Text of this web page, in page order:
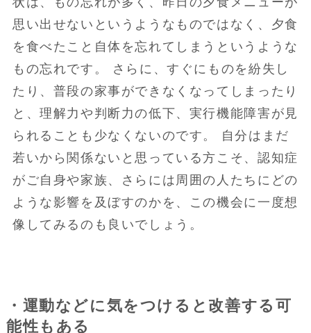
思い出せないというようなものではなく、夕食
を食べたこと自体を忘れてしまうというような
もの忘れです。 さらに、すぐにものを紛失し
たり、普段の家事ができなくなってしまったり
と、理解力や判断力の低下、実行機能障害が見
られることも少なくないのです。 自分はまだ
若いから関係ないと思っている方こそ、認知症
がご自身や家族、さらには周囲の人たちにどの
ような影響を及ぼすのかを、この機会に一度想
像してみるのも良いでしょう。
・運動などに気をつけると改善する可
能性もある